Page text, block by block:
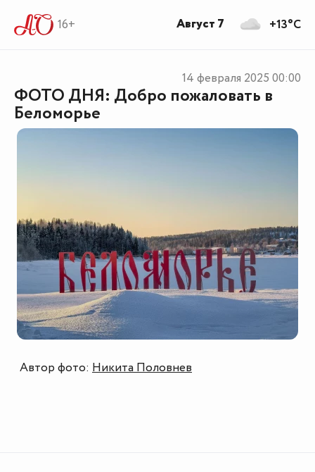
16+
ФОТО ДНЯ: Добро пожаловать в
Беломорье
14 февраля 2025 00:00
Автор фото: Никита Половнев
+13°C
Август 7